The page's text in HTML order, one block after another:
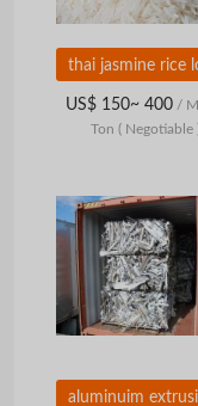
US$ 150~ 400/
Ton ( Negotiable